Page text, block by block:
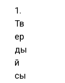
1.
Тв
ер
ды
й
сы